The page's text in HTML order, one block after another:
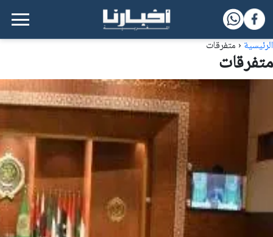
القائمة الرئيسية
الرئيسية ‹ متفرقات
متفرقات